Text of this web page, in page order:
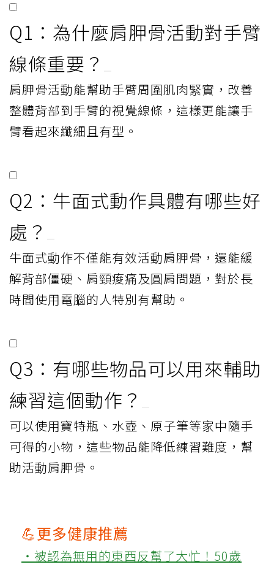
Q1：為什麼肩胛骨活動對手臂
線條重要？
肩胛骨活動能幫助手臂周圍肌肉緊實，改善
整體背部到手臂的視覺線條，這樣更能讓手
臂看起來纖細且有型。
Q2：牛面式動作具體有哪些好
處？
牛面式動作不僅能有效活動肩胛骨，還能緩
解背部僵硬、肩頸痠痛及圓肩問題，對於長
時間使用電腦的人特別有幫助。
Q3：有哪些物品可以用來輔助
練習這個動作？
可以使用寶特瓶、水壺、原子筆等家中隨手
可得的小物，這些物品能降低練習難度，幫
助活動肩胛骨。
💪更多健康推薦
‧被認為無用的東西反幫了大忙！50歲